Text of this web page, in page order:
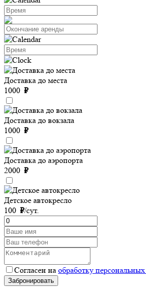
Доставка до места
1000 ₽
Доставка до вокзала
1000 ₽
Доставка до аэропорта
2000 ₽
Детское автокресло
100 ₽/сут.
Согласен на обработку
Забронировать